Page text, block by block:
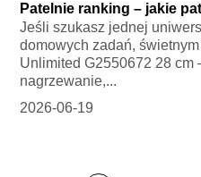
Patelnie ranking – jakie
Jeśli szukasz jednej
domowych zadań,
Unlimited G2550672 28 cm
nagrzewanie,...
2026-06-19